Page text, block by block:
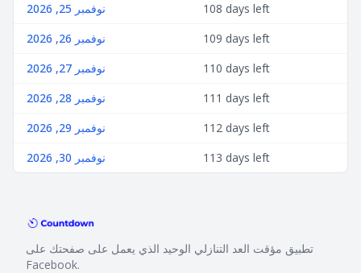
نوفمبر 25, 2026
108 days left
نوفمبر 26, 2026
109 days left
نوفمبر 27, 2026
110 days left
نوفمبر 28, 2026
111 days left
نوفمبر 29, 2026
112 days left
نوفمبر 30, 2026
113 days left
تطبيق مؤقت العد التنازلي الوحيد الذي يعمل على صفحتك على
Facebook.